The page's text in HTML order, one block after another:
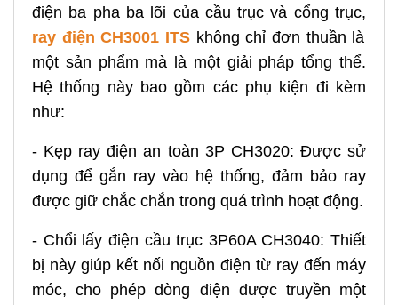
điện ba pha ba lõi của cầu trục và cổng trục,
ray điện CH3001 ITS không chỉ đơn thuần là
một sản phẩm mà là một giải pháp tổng thể.
Hệ thống này bao gồm các phụ kiện đi kèm
như:
- Kẹp ray điện an toàn 3P CH3020: Được sử
dụng để gắn ray vào hệ thống, đảm bảo ray
được giữ chắc chắn trong quá trình hoạt động.
- Chổi lấy điện cầu trục 3P60A CH3040: Thiết
bị này giúp kết nối nguồn điện từ ray đến máy
móc, cho phép dòng điện được truyền một